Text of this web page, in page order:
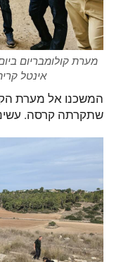
מערת קולומבריום
אינטל
המשכנו אל מערת
שתקרתה קרסה.